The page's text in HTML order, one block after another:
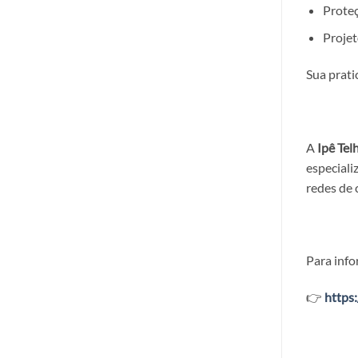
Sua
A Ipê
redes de
Para
👉